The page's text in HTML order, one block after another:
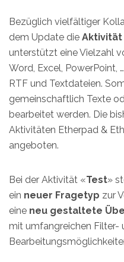
Bezüglich vielfältiger
dem Update die Aktivität
unterstützt eine Vielzahl
Word, Excel, PowerPoint,
RTF und Textdateien.
gemeinschaftlich Texte
bearbeitet werden. Die
Aktivitäten Etherpad &
angeboten.
Bei der Aktivität «Test»
ein neuer Fragetyp zur
eine neu gestaltete
mit umfangreichen Filter-